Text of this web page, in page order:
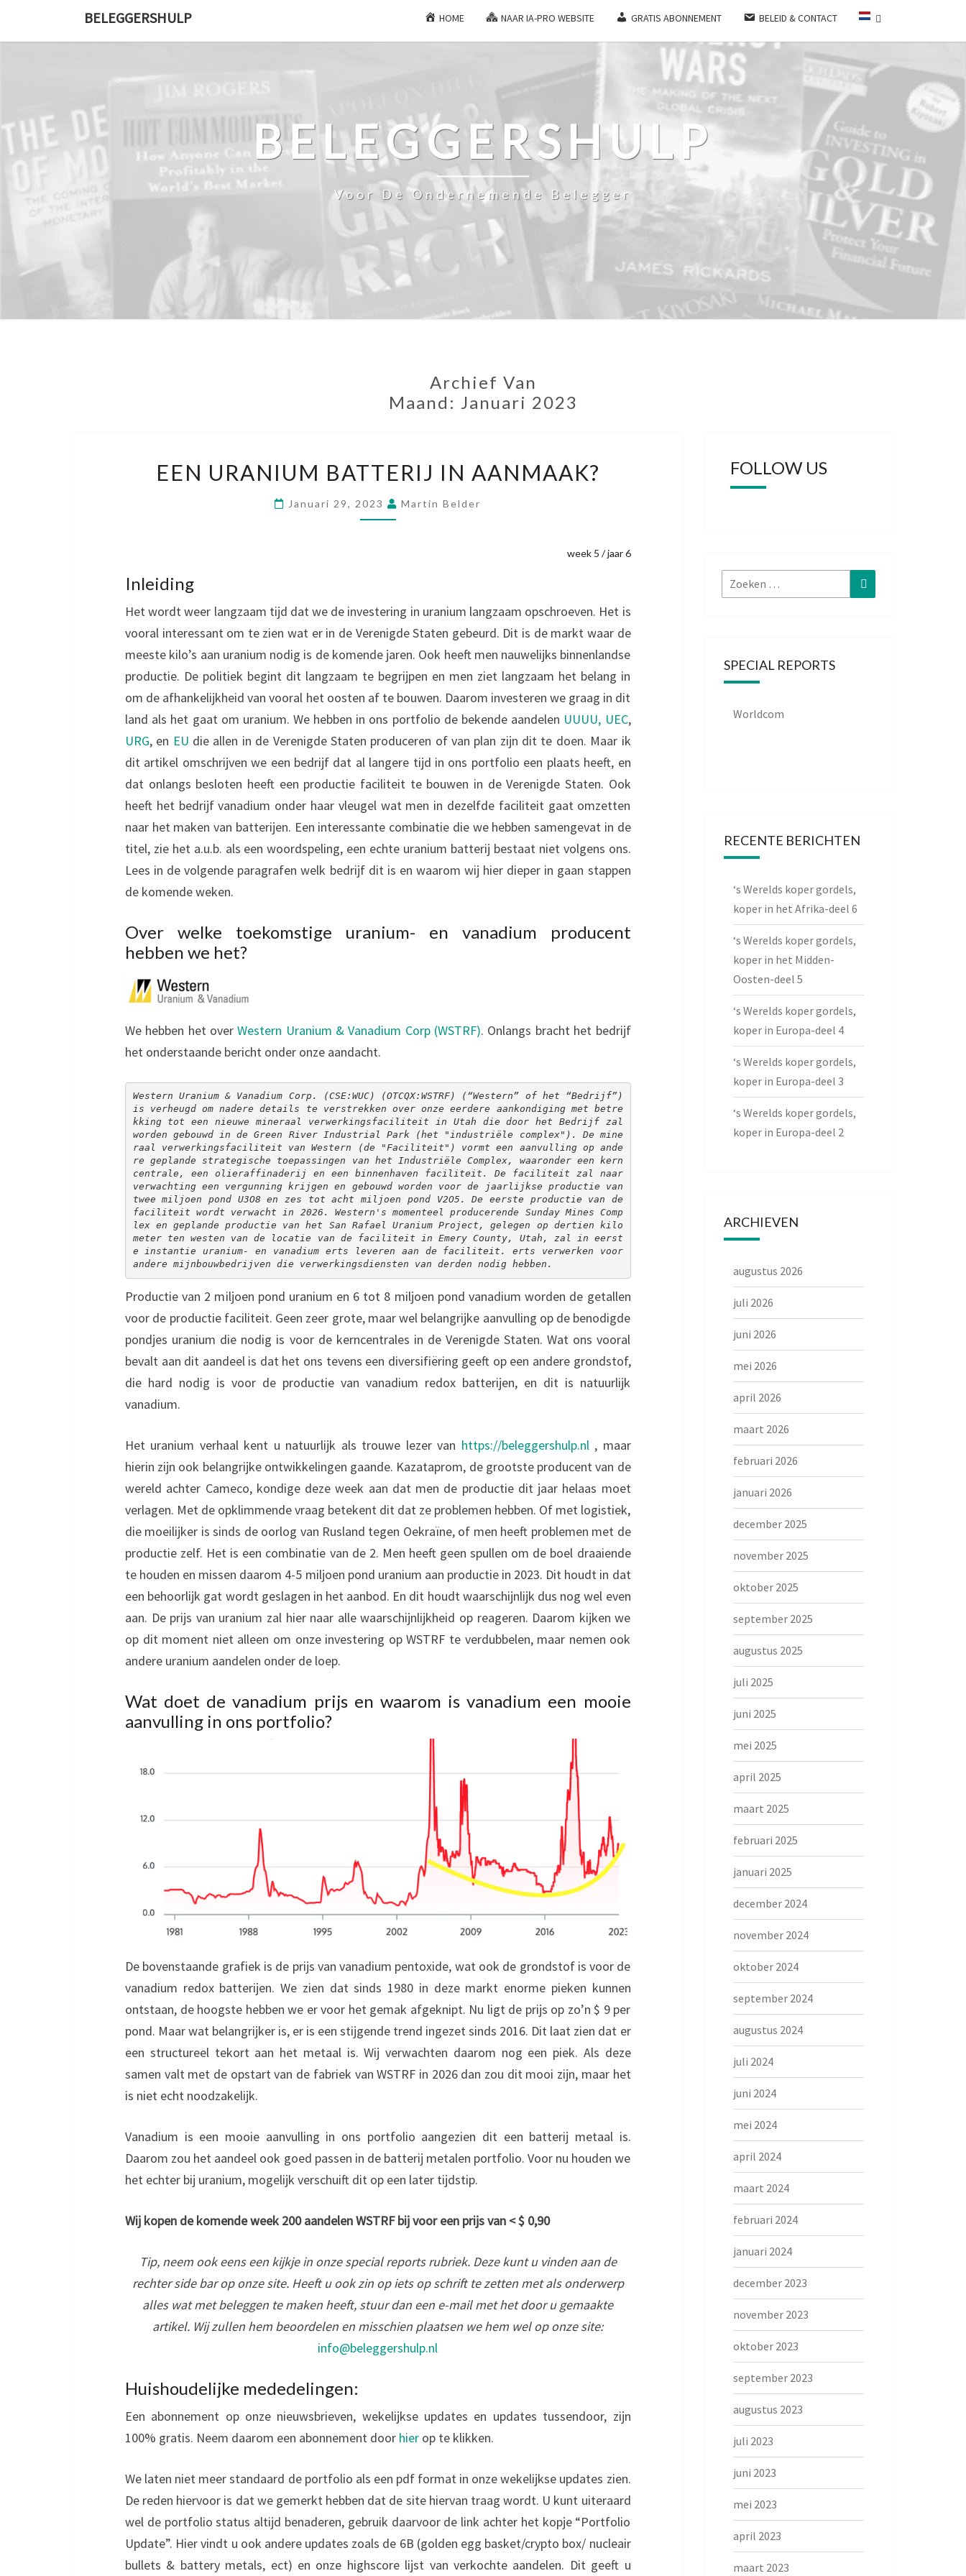
BELEGGERSHULP HOME NAAR IA-PRO WEBSITE GRATIS ABONNEMENT BELEID & CONTACT
BELEGGERSHULP
Voor De Ondernemende Belegger
Archief Van
Maand: Januari 2023
URANIUM
BATTERIJ
IN
EEN URANIUM BATTERIJ IN AANMAAK?
Januari 29, 2023 Martin Belder
week 5 / jaar 6
Inleiding
Het wordt weer langzaam tijd dat we de investering in uranium langzaam opschroeven. Het is
vooral interessant om te zien wat er in de Verenigde Staten gebeurd. Dit is de markt waar de
meeste kilo’s aan uranium nodig is de komende jaren. Ook heeft men nauwelijks binnenlandse
productie. De politiek begint dit langzaam te begrijpen en men ziet langzaam het belang in
om de afhankelijkheid van vooral het oosten af te bouwen. Daarom investeren we graag in dit
land als het gaat om uranium. We hebben in ons portfolio de bekende aandelen UUUU, UEC,
URG, en EU die allen in de Verenigde Staten produceren of van plan zijn dit te doen. Maar ik
dit artikel omschrijven we een bedrijf dat al langere tijd in ons portfolio een plaats heeft, en
dat onlangs besloten heeft een productie faciliteit te bouwen in de Verenigde Staten. Ook
heeft het bedrijf vanadium onder haar vleugel wat men in dezelfde faciliteit gaat omzetten
naar het maken van batterijen. Een interessante combinatie die we hebben samengevat in de
titel, zie het a.u.b. als een woordspeling, een echte uranium batterij bestaat niet volgens ons.
Lees in de volgende paragrafen welk bedrijf dit is en waarom wij hier dieper in gaan stappen
de komende weken.
Over welke toekomstige uranium- en vanadium producent
hebben we het?
We hebben het overWestern Uranium & Vanadium Corp (WSTRF). Onlangs bracht het bedrijf
het onderstaande bericht onder onze aandacht.
Western Uranium & Vanadium Corp. (CSE:WUC) (OTCQX:WSTRF) (“Western” of het “Bedrijf”)
is verheugd om nadere details te verstrekken over onze eerdere aankondiging met betre
kking tot een nieuwe mineraal verwerkingsfaciliteit in Utah die door het Bedrijf zal
worden gebouwd in de Green River Industrial Park (het "industriële complex"). De mine
raal verwerkingsfaciliteit van Western (de "Faciliteit") vormt een aanvulling op ande
re geplande strategische toepassingen van het Industriële Complex, waaronder een kern
centrale, een olieraffinaderij en een binnenhaven faciliteit. De faciliteit zal naar
verwachting een vergunning krijgen en gebouwd worden voor de jaarlijkse productie van
twee miljoen pond U3O8 en zes tot acht miljoen pond V2O5. De eerste productie van de
faciliteit wordt verwacht in 2026. Western's momenteel producerende Sunday Mines Comp
lex en geplande productie van het San Rafael Uranium Project, gelegen op dertien kilo
meter ten westen van de locatie van de faciliteit in Emery County, Utah, zal in eerst
e instantie uranium- en vanadium erts leveren aan de faciliteit. erts verwerken voor
andere mijnbouwbedrijven die verwerkingsdiensten van derden nodig hebben.
Productie van 2 miljoen pond uranium en 6 tot 8 miljoen pond vanadium worden de getallen
voor de productie faciliteit. Geen zeer grote, maar wel belangrijke aanvulling op de benodigde
pondjes uranium die nodig is voor de kerncentrales in de Verenigde Staten. Wat ons vooral
bevalt aan dit aandeel is dat het ons tevens een diversifiëring geeft op een andere grondstof,
die hard nodig is voor de productie van vanadium redox batterijen, en dit is natuurlijk
vanadium.
Het uranium verhaal kent u natuurlijk als trouwe lezer van https://beleggershulp.nl , maar
hierin zijn ook belangrijke ontwikkelingen gaande. Kazataprom, de grootste producent van de
wereld achter Cameco, kondige deze week aan dat men de productie dit jaar helaas moet
verlagen. Met de opklimmende vraag betekent dit dat ze problemen hebben. Of met logistiek,
die moeilijker is sinds de oorlog van Rusland tegen Oekraïne, of men heeft problemen met de
productie zelf. Het is een combinatie van de 2. Men heeft geen spullen om de boel draaiende
te houden en missen daarom 4-5 miljoen pond uranium aan productie in 2023. Dit houdt in dat
een behoorlijk gat wordt geslagen in het aanbod. En dit houdt waarschijnlijk dus nog wel even
aan. De prijs van uranium zal hier naar alle waarschijnlijkheid op reageren. Daarom kijken we
op dit moment niet alleen om onze investering op WSTRF te verdubbelen, maar nemen ook
andere uranium aandelen onder de loep.
Wat doet de vanadium prijs en waarom is vanadium een mooie
aanvulling in ons portfolio?
De bovenstaande grafiek is de prijs van vanadium pentoxide, wat ook de grondstof is voor de
vanadium redox batterijen. We zien dat sinds 1980 in deze markt enorme pieken kunnen
ontstaan, de hoogste hebben we er voor het gemak afgeknipt. Nu ligt de prijs op zo’n $ 9 per
pond. Maar wat belangrijker is, er is een stijgende trend ingezet sinds 2016. Dit laat zien dat er
een structureel tekort aan het metaal is. Wij verwachten daarom nog een piek. Als deze
samen valt met de opstart van de fabriek van WSTRF in 2026 dan zou dit mooi zijn, maar het
is niet echt noodzakelijk.
Vanadium is een mooie aanvulling in ons portfolio aangezien dit een batterij metaal is.
Daarom zou het aandeel ook goed passen in de batterij metalen portfolio. Voor nu houden we
het echter bij uranium, mogelijk verschuift dit op een later tijdstip.
Wij kopen de komende week 200 aandelen WSTRF bij voor een prijs van < $ 0,90
Tip, neem ook eens een kijkje in onze special reports rubriek. Deze kunt u vinden aan de
rechter side bar op onze site. Heeft u ook zin op iets op schrift te zetten met als onderwerp
alles wat met beleggen te maken heeft, stuur dan een e-mail met het door u gemaakte
artikel. Wij zullen hem beoordelen en misschien plaatsen we hem wel op onze site:
info@beleggershulp.nl
Huishoudelijke mededelingen:
Een abonnement op onze nieuwsbrieven, wekelijkse updates en updates tussendoor, zijn
100% gratis. Neem daarom een abonnement door hier op te klikken.
We laten niet meer standaard de portfolio als een pdf format in onze wekelijkse updates zien.
De reden hiervoor is dat we gemerkt hebben dat de site hiervan traag wordt. U kunt uiteraard
wel de portfolio status altijd benaderen, gebruik daarvoor de link achter het kopje “Portfolio
Update”. Hier vindt u ook andere updates zoals de 6B (golden egg basket/crypto box/ nucleair
bullets & battery metals, ect) en onze highscore lijst van verkochte aandelen. Dit geeft u
FOLLOW US
Zoeken
naar:
Zoeken
SPECIAL REPORTS
Worldcom
RECENTE BERICHTEN
‘s Werelds koper gordels,
koper in het Afrika-deel 6
‘s Werelds koper gordels,
koper in het Midden-
Oosten-deel 5
‘s Werelds koper gordels,
koper in Europa-deel 4
‘s Werelds koper gordels,
koper in Europa-deel 3
‘s Werelds koper gordels,
koper in Europa-deel 2
ARCHIEVEN
augustus 2026
juli 2026
juni 2026
mei 2026
april 2026
maart 2026
februari 2026
januari 2026
december 2025
november 2025
oktober 2025
september 2025
augustus 2025
juli 2025
juni 2025
mei 2025
april 2025
maart 2025
februari 2025
januari 2025
december 2024
november 2024
oktober 2024
september 2024
augustus 2024
juli 2024
juni 2024
mei 2024
april 2024
maart 2024
februari 2024
januari 2024
december 2023
november 2023
oktober 2023
september 2023
augustus 2023
juli 2023
juni 2023
mei 2023
april 2023
maart 2023